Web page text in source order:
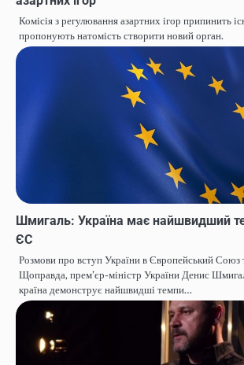
Комісія з регулювання азартних ігор припинить
пропонують натомість створити новий орган.
Шмигаль: Україна має найшвидший
ЄС
Розмови про вступ України в Європейський Союз
Щоправда, прем’єр-міністр України Денис
країна демонструє найшвидші темпи…